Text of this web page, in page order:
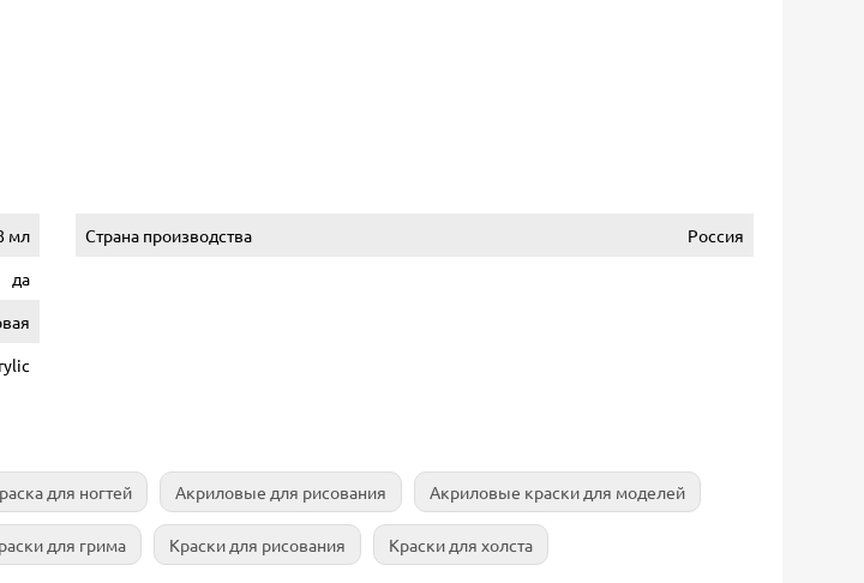
мл
да
Страна производства Россия
для ногтей Акриловые для рисования Акриловые краски для моделей
для грима Краски для рисования Краски для холста